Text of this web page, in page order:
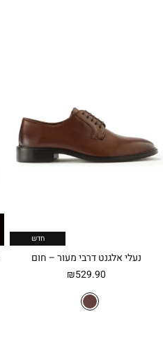
חדש
נעלי אלגנט דרבי מעור – חום
₪529.90